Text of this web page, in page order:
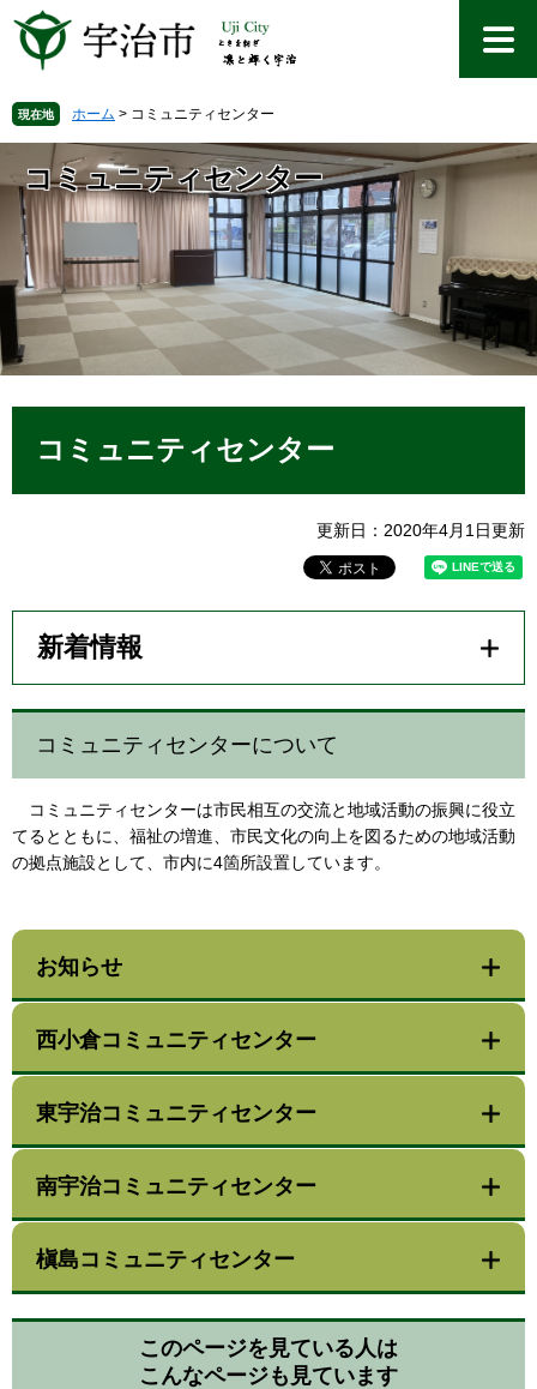
先
す
を
し
へ
現在地 ホーム > コミュニティセンター
コミュニティセンター
コミュニティセンター
更新日：2020年4月1日更新
新着情報
コミュニティセンターについて
コミュニティセンターは市民相互の交流と地域活動の振興に役立
てるとともに、福祉の増進、市民文化の向上を図るための地域活動
の拠点施設として、市内に4箇所設置しています。
お知らせ
西小倉コミュニティセンター
東宇治コミュニティセンター
南宇治コミュニティセンター
槇島コミュニティセンター
このページを見ている人は
こんなページも見ています